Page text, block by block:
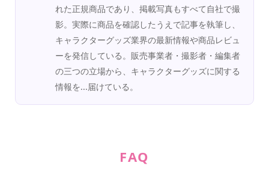
れた正規商品であり、掲載写真もすべて自社で撮
影。実際に商品を確認したうえで記事を執筆し、
キャラクターグッズ業界の最新情報や商品レビュ
ーを発信している。販売事業者・撮影者・編集者
の三つの立場から、キャラクターグッズに関する
情報を...届けている。
FAQ